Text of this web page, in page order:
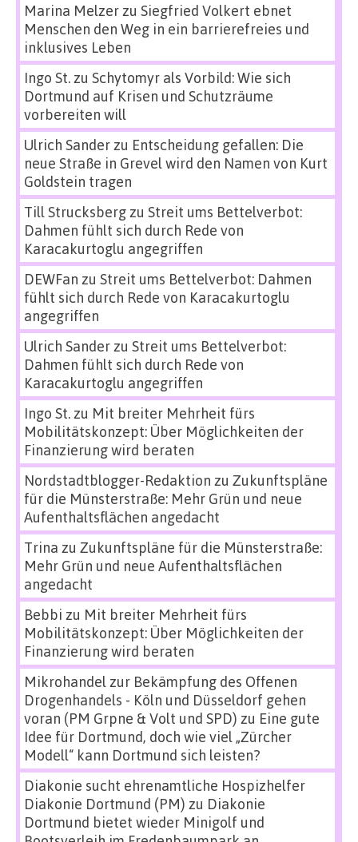
Marina Melzerzu Siegfried Volkert ebnet
Menschen den Weg in ein barrierefreies und
inklusives Leben
Ingo St.zu Schytomyr als Vorbild: Wie sich
Dortmund auf Krisen und Schutzräume
vorbereiten will
Ulrich Sanderzu Entscheidung gefallen: Die
neue Straße in Grevel wird den Namen von Kurt
Goldstein tragen
Till Strucksbergzu Streit ums Bettelverbot:
Dahmen fühlt sich durch Rede von
Karacakurtoglu angegriffen
DEWFan zu Streit ums Bettelverbot: Dahmen
fühlt sich durch Rede von Karacakurtoglu
angegriffen
Ulrich Sanderzu Streit ums Bettelverbot:
Dahmen fühlt sich durch Rede von
Karacakurtoglu angegriffen
Ingo St.zu Mit breiter Mehrheit fürs
Mobilitätskonzept: Über Möglichkeiten der
Finanzierung wird beraten
Nordstadtblogger-Redaktion zu Zukunftspläne
für die Münsterstraße: Mehr Grün und neue
Aufenthaltsflächen angedacht
Trina zu Zukunftspläne für die Münsterstraße:
Mehr Grün und neue Aufenthaltsflächen
angedacht
Bebbi zu Mit breiter Mehrheit fürs
Mobilitätskonzept: Über Möglichkeiten der
Finanzierung wird beraten
Mikrohandel zur Bekämpfung des Offenen
Drogenhandels - Köln und Düsseldorf gehen
voran (PM Grpne & Volt und SPD) zu Eine gute
Idee für Dortmund, doch wie viel „Zürcher
Modell“ kann Dortmund sich leisten?
Diakonie sucht ehrenamtliche Hospizhelfer
Diakonie Dortmund (PM) zu Diakonie
Dortmund bietet wieder Minigolf und